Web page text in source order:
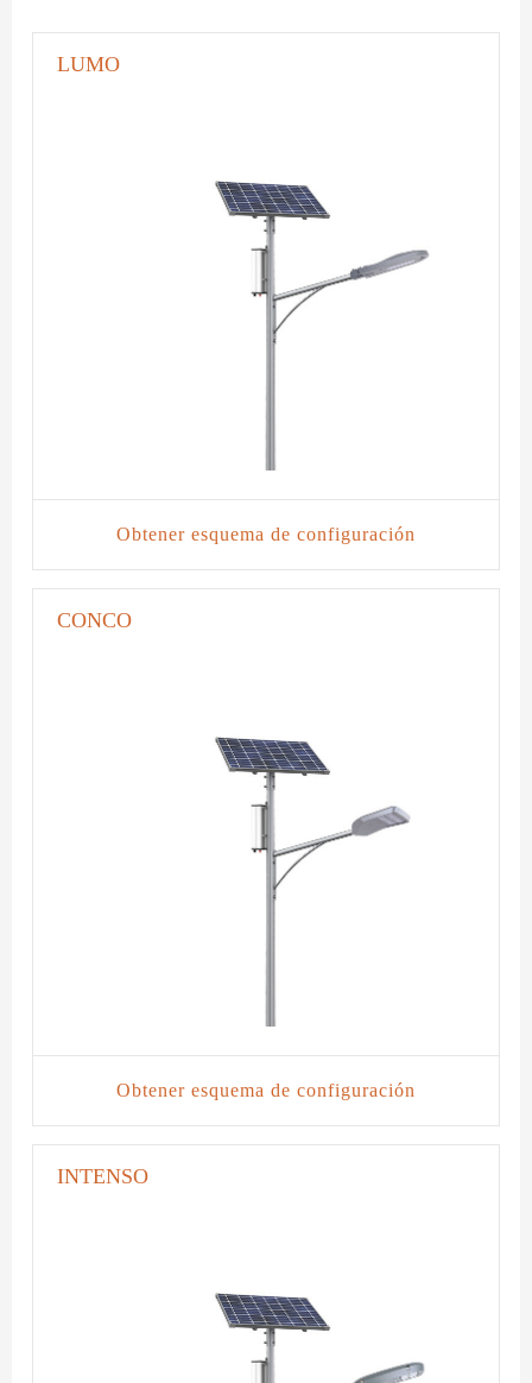
LUMO
Obtener esquema de configuración
CONCO
Obtener esquema de configuración
INTENSO